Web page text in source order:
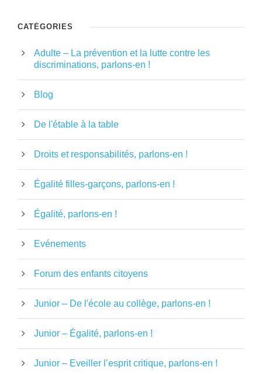
CATÉGORIES
Adulte – La prévention et la lutte contre les
discriminations, parlons-en !
Blog
De l'étable à la table
Droits et responsabilités, parlons-en !
Égalité filles-garçons, parlons-en !
Égalité, parlons-en !
Evénements
Forum des enfants citoyens
Junior – De l'école au collège, parlons-en !
Junior – Égalité, parlons-en !
Junior – Eveiller l’esprit critique, parlons-en !